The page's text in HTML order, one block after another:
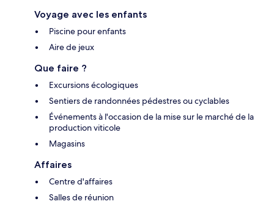
Voyage avec les enfants
Piscine pour enfants
Aire de jeux
Que faire ?
Excursions écologiques
Sentiers de randonnées pédestres ou cyclables
Événements à l'occasion de la mise sur le marché de la
production viticole
Magasins
Affaires
Centre d'affaires
Salles de réunion